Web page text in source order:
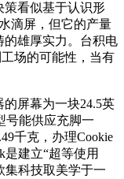
策看似基于认识形
滴屏，但它的产量
的雄厚实力。台积电
场的可能性，当有
的屏幕为一块24.5英
号能供应充脚一
千克，办理Cookie
是建立“超等使用
集科技取美学于一